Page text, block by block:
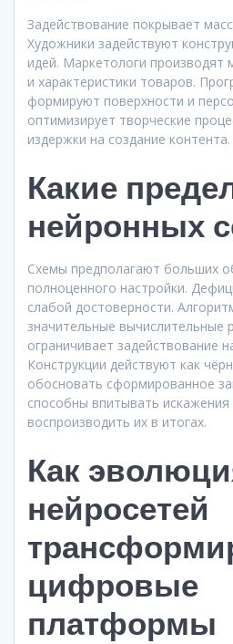
Задействование покрывает
Художники задействуют
идей. Маркетологи производят
и характеристики товаров.
формируют поверхности и
оптимизирует творческие
издержки на создание контента.
Какие
нейронных
Схемы предполагают больших
полноценного настройки.
слабой достоверности.
значительные вычислительные
ограничивает задействование
Конструкции действуют как
обосновать сформированное
способны впитывать
воспроизводить их в итогах.
Как
нейросетей
цифровые
платформы